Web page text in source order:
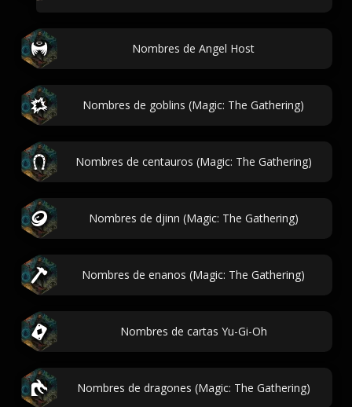
Nombres de Angel Host
Nombres de goblins (Magic: The Gathering)
Nombres de centauros (Magic: The Gathering)
Nombres de djinn (Magic: The Gathering)
Nombres de enanos (Magic: The Gathering)
Nombres de cartas Yu-Gi-Oh
Nombres de dragones (Magic: The Gathering)